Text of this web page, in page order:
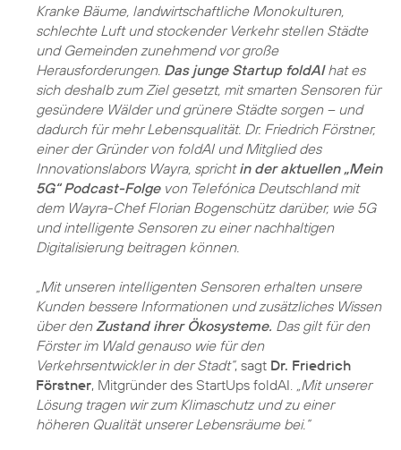
Kranke Bäume, landwirtschaftliche Monokulturen,
schlechte Luft und stockender Verkehr stellen Städte
und Gemeinden zunehmend vor große
Herausforderungen. Das junge Startup foldAIhat es
sich deshalb zum Ziel gesetzt, mit smarten Sensoren für
gesündere Wälder und grünere Städte sorgen – und
dadurch für mehr Lebensqualität. Dr. Friedrich Förstner,
einer der Gründer von foldAI und Mitglied des
Innovationslabors Wayra, sprichtin der aktuellen „Mein
5G“ Podcast-Folgevon Telefónica Deutschland mit
dem Wayra-Chef Florian Bogenschütz darüber, wie 5G
und intelligente Sensoren zu einer nachhaltigen
Digitalisierung beitragen können.
„Mit unseren intelligenten Sensoren erhalten unsere
Kunden bessere Informationen und zusätzliches Wissen
über den Zustand ihrer Ökosysteme. Das gilt für den
Förster im Wald genauso wie für den
Verkehrsentwickler in der Stadt“, sagt Dr. Friedrich
Förstner, Mitgründer des StartUps foldAI.
„Mit unserer
Lösung tragen wir zum Klimaschutz und zu einer
höheren Qualität unserer Lebensräume bei.“